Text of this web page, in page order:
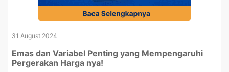
31 August 2024
Emas dan Variabel Penting yang Mempengaruhi
Pergerakan Harga nya!